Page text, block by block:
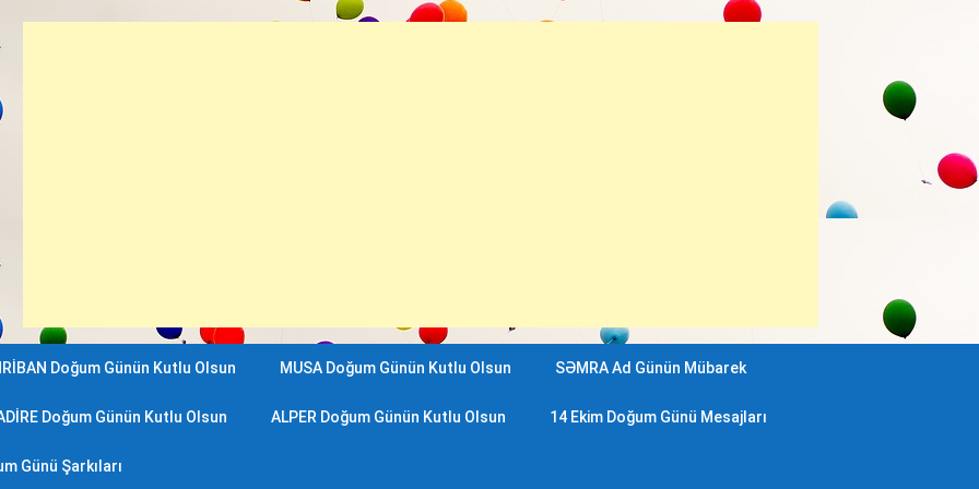
Doğum Günün Kutlu Olsun MUSA Doğum Günün Kutlu Olsun SƏMRA Ad Günün Mübarek
Doğum Günün Kutlu Olsun ALPER Doğum Günün Kutlu Olsun 14 Ekim Doğum Günü Mesajları
Günü Şarkıları